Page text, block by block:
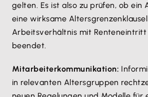
gelten. Es ist also zu prüfen, ob ein
eine wirksame
Arbeitsverhältnis mit Renteneintritt
beendet.
Mitarbeiterkommunikation:
in relevanten Altersgruppen